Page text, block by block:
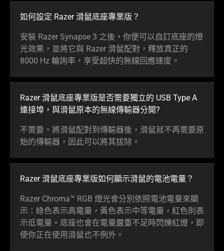
如何設定 Razer 滑鼠底座專業版？
安裝 Razer Synapse 3 之後，你便可以自訂底座的燈
光效果，並將它與 Razer 滑鼠配對，釋放真正的
8000 Hz 輪詢率，享受超快的無線回應速度。
Razer 滑鼠底座專業版是否需要獨立的 USB Type A
連接埠，與滑鼠原本的無線傳輸器分開?
不需要。將滑鼠配對到傳輸器後，滑鼠就不再需要原
始的傳輸器，因此可以將其拔除。
Razer 滑鼠底座專業版如何顯示滑鼠的電池電量？
Razer Chroma™ RGB 燈光會分別依照電池電量來顯
示：綠色表示高電量，黃色表示中等電量，紅色則表
示低電量。底座也會在電量嚴重不足時閃爍紅燈，即
使你正在使用滑鼠也不例外。